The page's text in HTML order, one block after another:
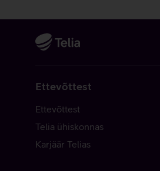
Ettevõttest
Ettevõttest
Telia ühiskonnas
Karjäär Telias